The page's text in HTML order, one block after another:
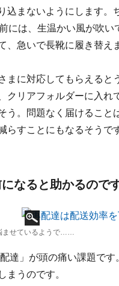
込まないようにします
には、生温かい風が吹
、急いで長靴に履き替え
まに対応してもらえる
クリアフォルダーに入
う。問題なく届けること
らすことにもなるそうで
になると助かるので
ませているようで……
達」が頭の痛い課題で
まうのです。